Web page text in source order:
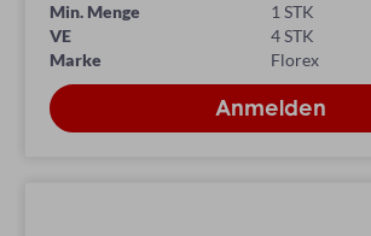
Min. Menge
1 STK
VE
4 STK
Marke
Florex